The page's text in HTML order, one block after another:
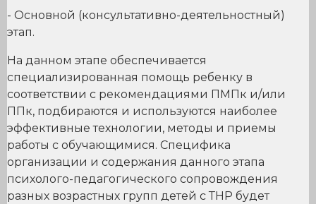
- Основной (консультативно-деятельностный)
этап.
На данном этапе обеспечивается
специализированная помощь ребенку в
соответствии с рекомендациями ПМПк и/или
ППк, подбираются и используются наиболее
эффективные технологии, методы и приемы
работы с обучающимися. Специфика
организации и содержания данного этапа
психолого-педагогического сопровождения
разных возрастных групп детей с ТНР будет